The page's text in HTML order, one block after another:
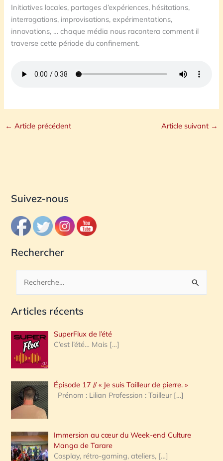
Initiatives locales, partages d’expériences, hésitations,
interrogations, improvisations, expérimentations,
innovations, … chaque média nous racontera comment il
traverse cette période du confinement.
← Article précédent Article suivant →
Suivez-nous
Rechercher
c
e
r
c
h
e
:
Articles récents
SuperFlux de l’été
C’est l’été… Mais […]
Épisode 17 // « Je suis Tailleur de pierre. »
Prénom : Lilian Profession : Tailleur […]
Immersion au cœur du Week-end Culture
Manga de Tarare
Cosplay, rétro-gaming, ateliers, […]